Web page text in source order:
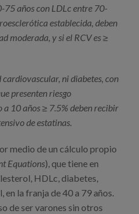
75 años con LDLc entre 70-
establecida, deben
moderada, y si el RCV es ≥
ni diabetes, con
presenten riesgo
10 años ≥ 7.5% deben recibir
de estatinas.
medio de un cálculo propio
Equations), que tiene en
HDLc, diabetes,
la franja de 40 a 79 años.
de ser varones sin otros